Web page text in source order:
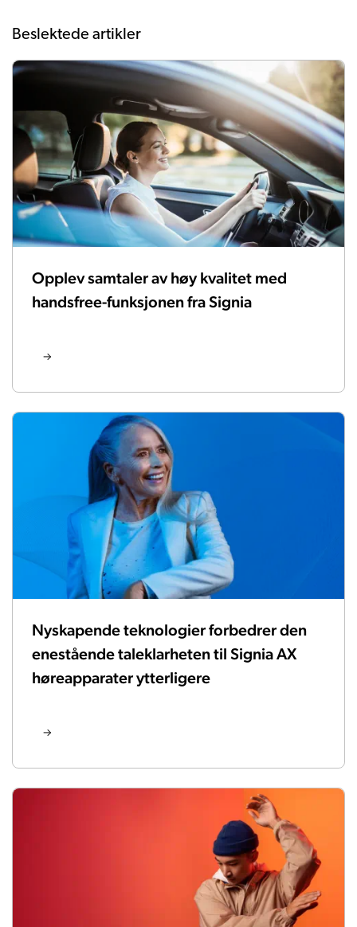
Beslektede artikler
Opplev samtaler av høy kvalitet med
handsfree-funksjonen fra Signia
Nyskapende teknologier forbedrer den
enestående taleklarheten til Signia AX
høreapparater ytterligere